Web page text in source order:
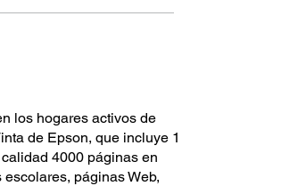
los hogares activos de
de Epson, que incluye 1
4000 páginas en
páginas Web,